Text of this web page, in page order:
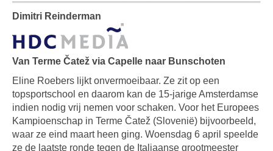
Dimitri Reinderman
Van Terme Čatež via Capelle naar Bunschoten
Eline Roebers lijkt onvermoeibaar. Ze zit op een
topsportschool en daarom kan de 15-jarige Amsterdamse
indien nodig vrij nemen voor schaken. Voor het Europees
Kampioenschap in Terme Čatež (Slovenië) bijvoorbeeld,
waar ze eind maart heen ging. Woensdag 6 april speelde
ze de laatste ronde tegen de Italiaanse grootmeester